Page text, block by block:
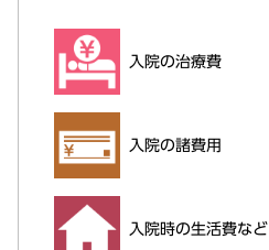
入院の治療費
入院の諸費用
入院時の生活費など